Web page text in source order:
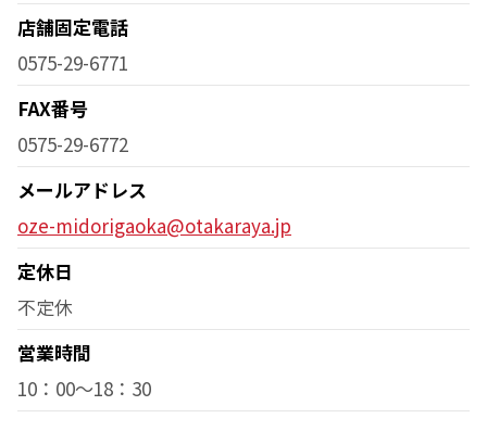
店舗固定電話
0575-29-6771
FAX番号
0575-29-6772
メールアドレス
oze-midorigaoka@otakaraya.jp
定休日
不定休
営業時間
10：00～18：30